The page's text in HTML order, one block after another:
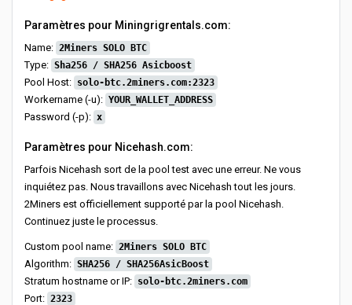
Paramètres pour Miningrigrentals.com:
Name: 2Miners SOLO BTC
Type: Sha256 / SHA256 Asicboost
Pool Host: solo-btc.2miners.com:2323
Workername (-u): YOUR_WALLET_ADDRESS
Password (-p): x
Paramètres pour Nicehash.com:
Parfois Nicehash sort de la pool test avec une erreur. Ne vous
inquiétez pas. Nous travaillons avec Nicehash tout les jours.
2Miners est officiellement supporté par la pool Nicehash.
Continuez juste le processus.
Custom pool name: 2Miners SOLO BTC
Algorithm: SHA256 / SHA256AsicBoost
Stratum hostname or IP: solo-btc.2miners.com
Port: 2323